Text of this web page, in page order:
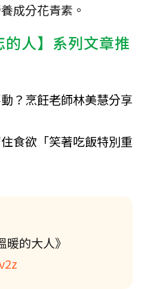
成分花青素。
人】系列文章推
？烹飪老師林美慧分享
食欲「笑著吃飯特別重
的大人》